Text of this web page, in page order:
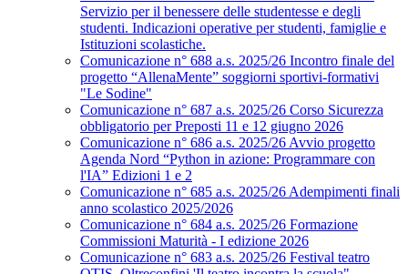
Servizio per il benessere delle studentesse e degli
studenti. Indicazioni operative per studenti, famiglie e
Istituzioni scolastiche.
Comunicazione n° 688 a.s. 2025/26 Incontro finale del
progetto “AllenaMente” soggiorni sportivi‑formativi
"Le Sodine"
Comunicazione n° 687 a.s. 2025/26 Corso Sicurezza
obbligatorio per Preposti 11 e 12 giugno 2026
Comunicazione n° 686 a.s. 2025/26 Avvio progetto
Agenda Nord “Python in azione: Programmare con
l'IA” Edizioni 1 e 2
Comunicazione n° 685 a.s. 2025/26 Adempimenti finali
anno scolastico 2025/2026
Comunicazione n° 684 a.s. 2025/26 Formazione
Commissioni Maturità - I edizione 2026
Comunicazione n° 683 a.s. 2025/26 Festival teatro